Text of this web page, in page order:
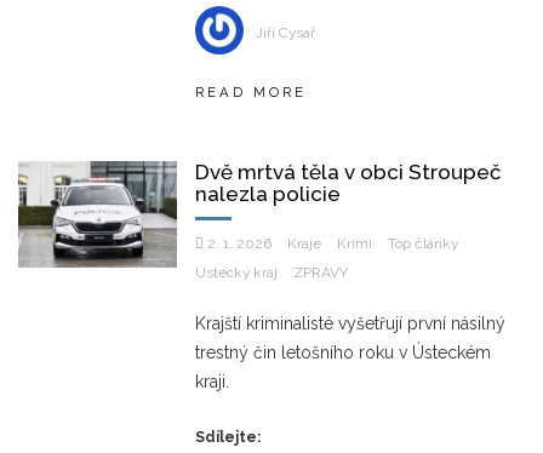
Jiří Cysař
READ MORE
Dvě mrtvá těla v obci Stroupeč
nalezla policie
2. 1. 2026 Kraje Krimi
Top články
Ústecký kraj
ZPRÁVY
Krajští kriminalisté vyšetřují první násilný
trestný čin letošního roku v Ústeckém
kraji.
Sdílejte: